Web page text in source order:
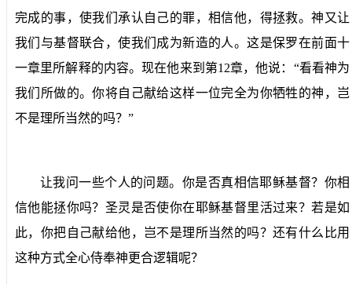
完成的事，使我们承认自己的罪，相信他，得拯救。神又让
我们与基督联合，使我们成为新造的人。这是保罗在前面十
一章里所解释的内容。现在他来到第12章，他说：“看看神为
我们所做的。你将自己献给这样一位完全为你牺牲的神，岂
不是理所当然的吗？”
让我问一些个人的问题。你是否真相信耶稣基督？你相
信他能拯你吗？圣灵是否使你在耶稣基督里活过来？若是如
此，你把自己献给他，岂不是理所当然的吗？还有什么比用
这种方式全心侍奉神更合逻辑呢？